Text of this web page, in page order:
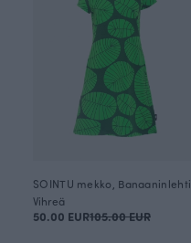
SOINTU mekko, Banaaninlehti
Vihreä
50.00 EUR105.00 EUR